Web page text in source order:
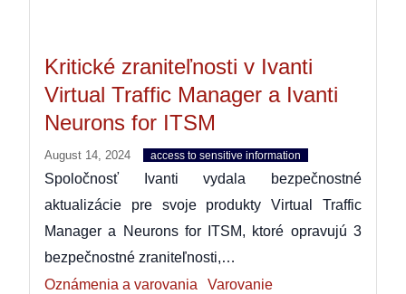
Kritické zraniteľnosti v Ivanti
Virtual Traffic Manager a Ivanti
Neurons for ITSM
August 14, 2024 access to sensitive information
Spoločnosť Ivanti vydala bezpečnostné
aktualizácie pre svoje produkty Virtual Traffic
Manager a Neurons for ITSM, ktoré opravujú 3
bezpečnostné zraniteľnosti,…
Oznámenia a varovania
Varovanie